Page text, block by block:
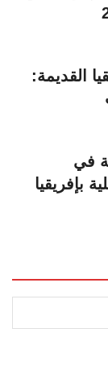
القديمة:
في
بإفريقيا